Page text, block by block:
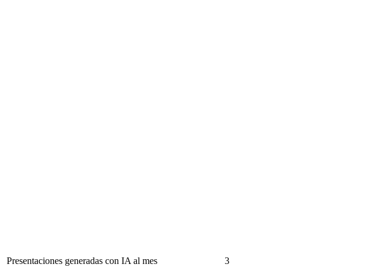
Presentaciones generadas con IA al mes 3